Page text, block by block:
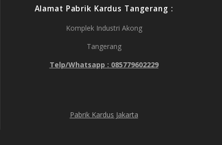
Alamat Pabrik Kardus Tangerang :
Komplek Industri Akong
Tangerang
Telp/Whatsapp : 085779602229
Pabrik Kardus Jakarta